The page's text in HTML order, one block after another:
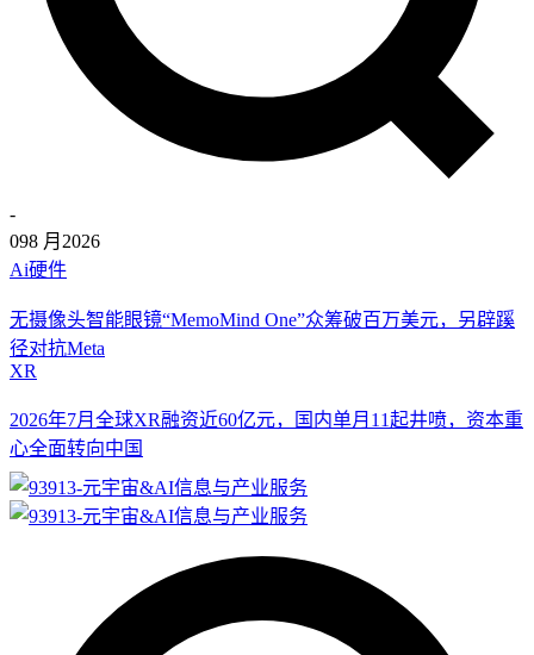
-
098 月 2026
Ai硬件
无摄像头智能眼镜“MemoMind One”众筹破百万美元，另辟蹊
径对抗Meta
XR
2026年7月全球XR融资近60亿元，国内单月11起井喷，资本重
心全面转向中国